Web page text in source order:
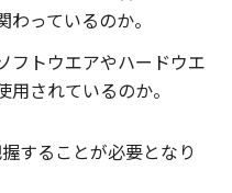
っているのか。
フトウエアやハードウエ
されているのか。
することが必要となり